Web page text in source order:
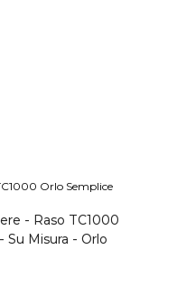
Orlo Semplice
- Raso TC1000
Misura - Orlo